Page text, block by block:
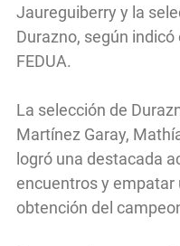
Jaureguiberry y la
Durazno, según
FEDUA.
La selección de
Martínez Garay,
logró una destacada
encuentros y empatar
obtención del